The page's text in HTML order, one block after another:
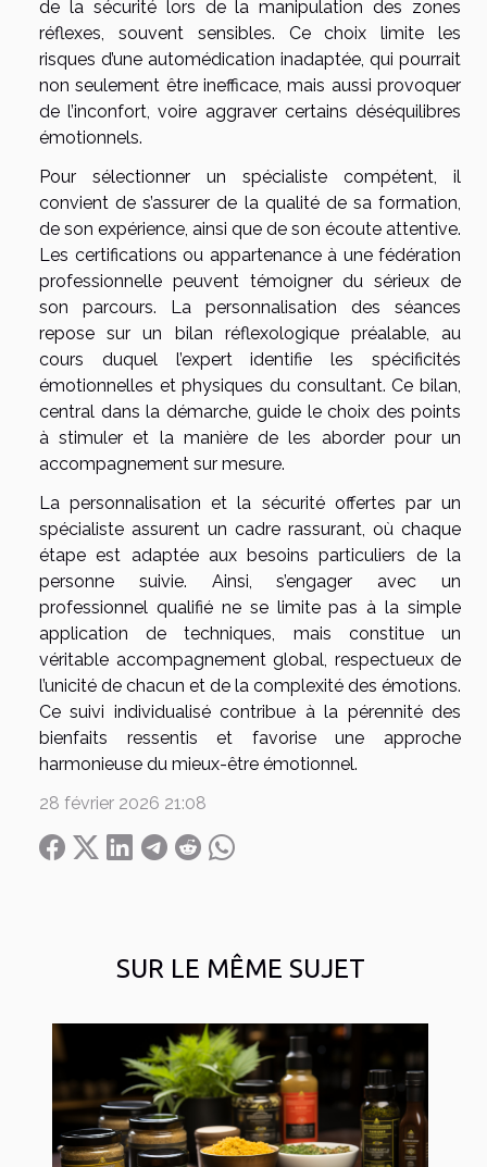
SUR LE MÊME SUJET
de la sécurité lors de la manipulation des zones
réflexes, souvent sensibles. Ce choix limite les
risques d’une automédication inadaptée, qui pourrait
non seulement être inefficace, mais aussi provoquer
de l’inconfort, voire aggraver certains déséquilibres
émotionnels.
Pour sélectionner un spécialiste compétent, il
convient de s’assurer de la qualité de sa formation,
de son expérience, ainsi que de son écoute attentive.
Les certifications ou appartenance à une fédération
professionnelle peuvent témoigner du sérieux de
son parcours. La personnalisation des séances
repose sur un bilan réflexologique préalable, au
cours duquel l’expert identifie les spécificités
émotionnelles et physiques du consultant. Ce bilan,
central dans la démarche, guide le choix des points
à stimuler et la manière de les aborder pour un
accompagnement sur mesure.
La personnalisation et la sécurité offertes par un
spécialiste assurent un cadre rassurant, où chaque
étape est adaptée aux besoins particuliers de la
personne suivie. Ainsi, s’engager avec un
professionnel qualifié ne se limite pas à la simple
application de techniques, mais constitue un
véritable accompagnement global, respectueux de
l’unicité de chacun et de la complexité des émotions.
Ce suivi individualisé contribue à la pérennité des
bienfaits ressentis et favorise une approche
harmonieuse du mieux-être émotionnel.
28 février 2026 21:08